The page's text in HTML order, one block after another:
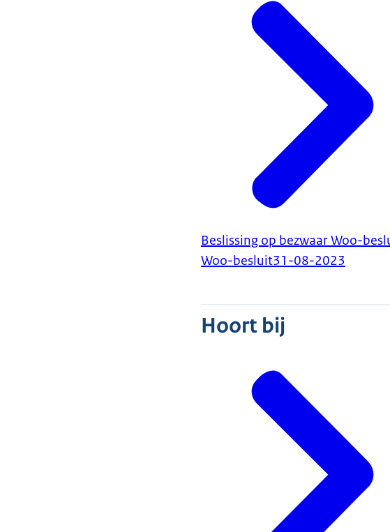
Beslissing op bezwaar Woo-
Woo-besluit31-08-2023
Hoort bij